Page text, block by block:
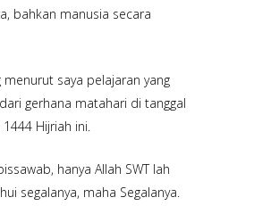
bahkan manusia secara
menurut saya pelajaran yang
gerhana matahari di tanggal
Hijriah ini.
hanya Allah SWT lah
segalanya, maha Segalanya.